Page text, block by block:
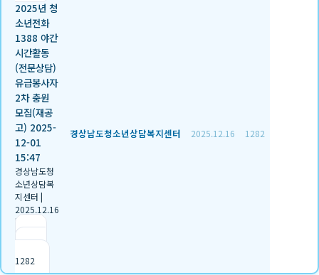
2025년 청
소년전화
1388 야간
시간활동
(전문상담)
유급봉사자
2차 충원
모집(재공
고) 2025-
12-01
15:47
경상남도청
소년상담복
지센터 |
2025.12.16
|
1282
경상남도청소년상담복지센터 2025.12.16 1282